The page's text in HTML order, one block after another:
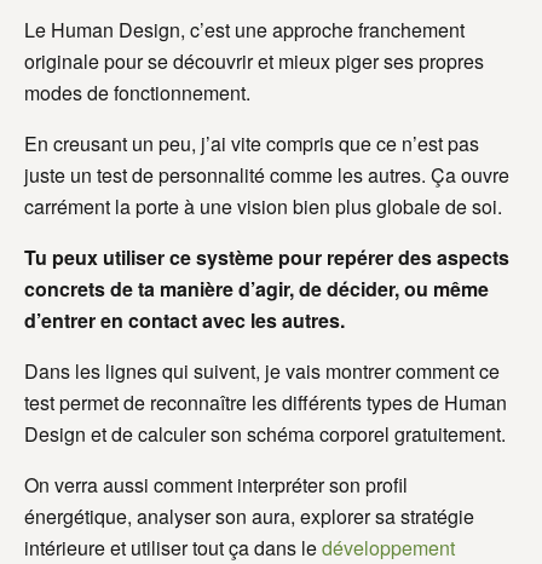
Le Human Design, c’est une approche franchement
originale pour se découvrir et mieux piger ses propres
modes de fonctionnement.
En creusant un peu, j’ai vite compris que ce n’est pas
juste un test de personnalité comme les autres. Ça ouvre
carrément la porte à une vision bien plus globale de soi.
Tu peux utiliser ce système pour repérer des aspects
concrets de ta manière d’agir, de décider, ou même
d’entrer en contact avec les autres.
Dans les lignes qui suivent, je vais montrer comment ce
test permet de reconnaître les différents types de Human
Design et de calculer son schéma corporel gratuitement.
On verra aussi comment interpréter son profil
énergétique, analyser son aura, explorer sa stratégie
intérieure et utiliser tout ça dans ledéveloppement